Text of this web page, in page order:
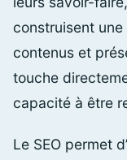
construisent
contenus et
touche
capacité à être
Le SEO permet